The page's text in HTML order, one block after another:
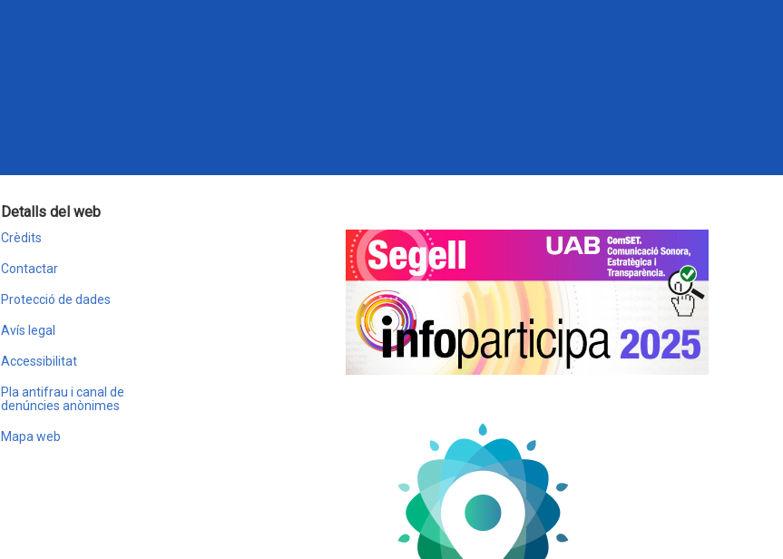
Detalls del web
Crèdits
Contactar
Protecció de dades
Avís legal
Accessibilitat
Pla antifrau i canal de
denúncies anònimes
Mapa web